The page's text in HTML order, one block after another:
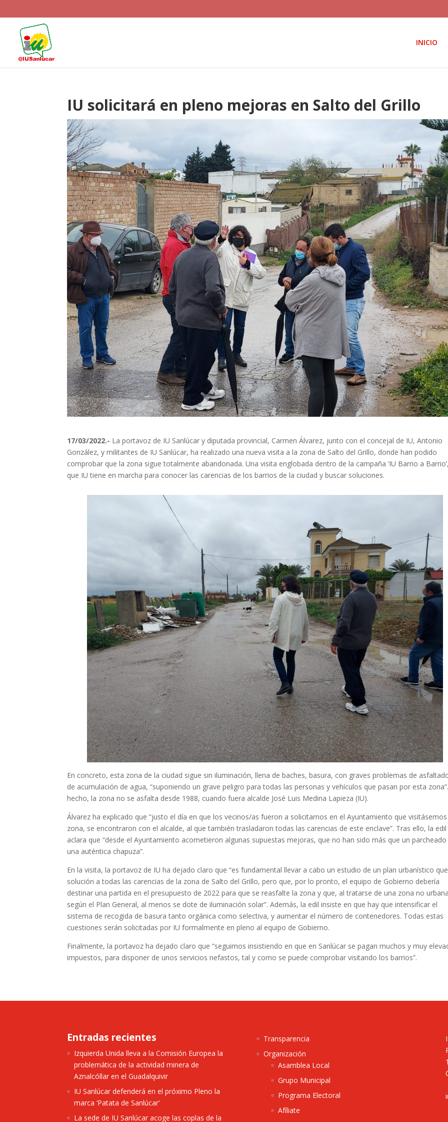
INICIO
IU solicitará en pleno mejoras en Salto del Grillo
17/03/2022.- La portavoz de IU Sanlúcar y diputada provincial, Carmen Álvarez, junto con el concejal de IU, Antonio
González, y militantes de IU Sanlúcar, ha realizado una nueva visita a la zona de Salto del Grillo, donde han podido
comprobar que la zona sigue totalmente abandonada. Una visita englobada dentro de la campaña ‘IU Barrio a
que IU tiene en marcha para conocer las carencias de los barrios de la ciudad y buscar soluciones.
En concreto, esta zona de la ciudad sigue sin iluminación, llena de baches, basura, con graves problemas de
de acumulación de agua, “suponiendo un grave peligro para todas las personas y vehículos que pasan por esta
hecho, la zona no se asfalta desde 1988, cuando fuera alcalde José Luis Medina Lapieza (IU).
Álvarez ha explicado que “justo el día en que los vecinos/as fueron a solicitarnos en el Ayuntamiento que
zona, se encontraron con el alcalde, al que también trasladaron todas las carencias de este enclave”. Tras ello, la edil
aclara que “desde el Ayuntamiento acometieron algunas supuestas mejoras, que no han sido más que un
una auténtica chapuza”.
En la visita, la portavoz de IU ha dejado claro que “es fundamental llevar a cabo un estudio de un plan urbanístico
solución a todas las carencias de la zona de Salto del Grillo, pero que, por lo pronto, el equipo de Gobierno debería
destinar una partida en el presupuesto de 2022 para que se reasfalte la zona y que, al tratarse de una zona no
según el Plan General, al menos se dote de iluminación solar”. Además, la edil insiste en que hay que intensificar el
sistema de recogida de basura tanto orgánica como selectiva, y aumentar el número de contenedores. Todas estas
cuestiones serán solicitadas por IU formalmente en pleno al equipo de Gobierno.
Finalmente, la portavoz ha dejado claro que “seguimos insistiendo en que en Sanlúcar se pagan muchos y muy
impuestos, para disponer de unos servicios nefastos, tal y como se puede comprobar visitando los barrios”.
Entradas recientes
Izquierda Unida lleva a la Comisión Europea la
problemática de la actividad minera de
Aznalcóllar en el Guadalquivir
IU Sanlúcar defenderá en el próximo Pleno la
marca ‘Patata de Sanlúcar’
La sede de IU Sanlúcar acoge las coplas de la
Transparencia
Organización
Asamblea Local
Grupo Municipal
Programa Electoral
Afíliate